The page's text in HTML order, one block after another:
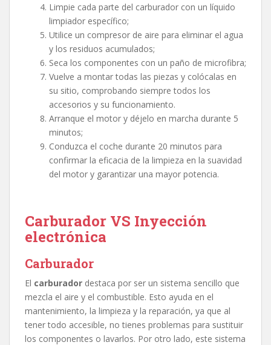
Limpie cada parte del carburador con un líquido
limpiador específico;
Utilice un compresor de aire para eliminar el agua
y los residuos acumulados;
Seca los componentes con un paño de microfibra;
Vuelve a montar todas las piezas y colócalas en
su sitio, comprobando siempre todos los
accesorios y su funcionamiento.
Arranque el motor y déjelo en marcha durante 5
minutos;
Conduzca el coche durante 20 minutos para
confirmar la eficacia de la limpieza en la suavidad
del motor y garantizar una mayor potencia.
Carburador VS Inyección
electrónica
Carburador
El carburador destaca por ser un sistema sencillo que
mezcla el aire y el combustible. Esto ayuda en el
mantenimiento, la limpieza y la reparación, ya que al
tener todo accesible, no tienes problemas para sustituir
los componentes o lavarlos. Por otro lado, este sistema